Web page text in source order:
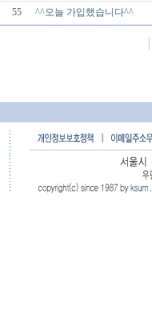
55 ^^오늘 가입했습니다^^